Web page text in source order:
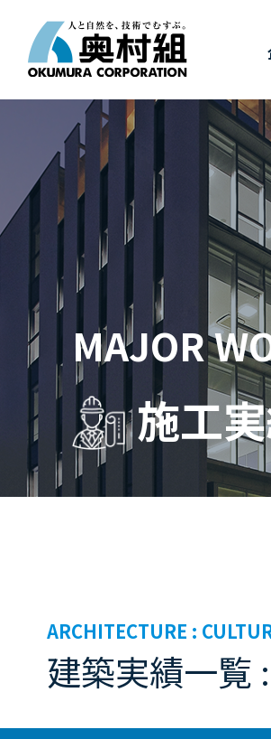
COMPANY 企業情報
トップメッセージ
中期経営計画
受賞実績
BUSINESS 事業
事業紹介
WORKS 施工実績
施工実績
TECHNOLOGY
土木技術
IR IR情報
決算情報
財務ハイライト（連結）
株式に関するお手続き
奥村組の
サステナビリティについ
3つの取り組み
GRIスタンダード対照表
RECRUIT 採用情報
新卒採用
MAJOR
施工
ARCHITECTURE :
建築実績一覧